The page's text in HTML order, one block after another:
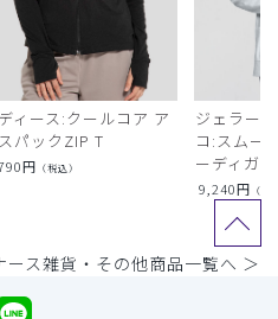
ィース:クールコア ア
パックZIP T
円 （税込）
ジェラー
コ:スムー
ーディガン
9,240円 （税
ース雑貨・その他商品一覧へ ＞